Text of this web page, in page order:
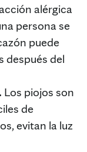
alérgica
persona se
puede
después del
Los piojos son
de
evitan la luz